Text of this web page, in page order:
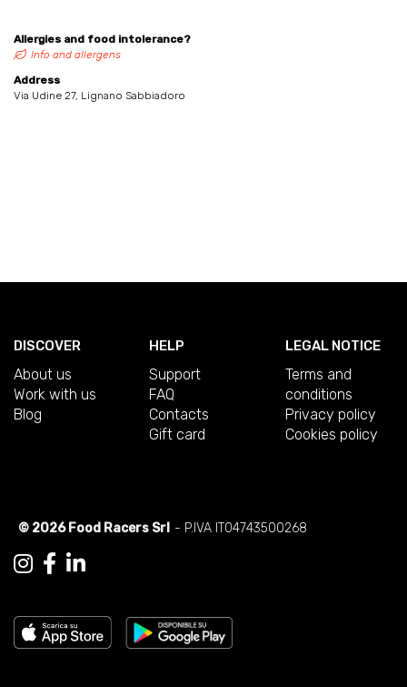
Allergies and food intolerance?
Info and allergens
Address
Via Udine 27, Lignano Sabbiadoro
DISCOVER
About us
Work with us
Blog
HELP
Support
FAQ
Contacts
Gift card
LEGAL NOTICE
Terms and
conditions
Privacy policy
Cookies policy
© 2026 Food Racers Srl - P.IVA IT04743500268